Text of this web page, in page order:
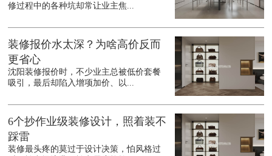
修过程中的各种坑却常让业主焦...
装修报价水太深？为啥高价反而
更省心
沈阳装修报价时，不少业主总被低价套餐
吸引，最后却陷入增项加价、以...
6个抄作业级装修设计，照着装不
踩雷
装修最头疼的莫过于设计决策，怕风格过